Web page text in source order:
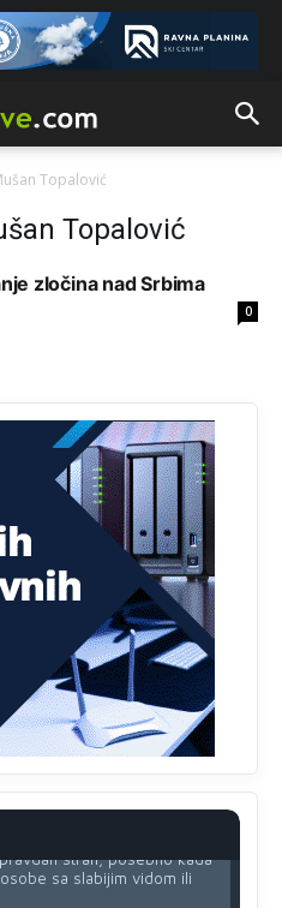
Topalović
Topalović
zločina nad Srbima
0
Hercegovina ima najvišu
stanovništvom je "kupovina
fiktivne pomoćnike (koji
partija, a ne po želji
Agencije za statistiku BiH, u
građana informatički
komunikacionim
u BiH uopšte
koje vrste (desktop, laptop ili
od 65 godina uopšte ne
računarima
dosadašnjeg znaka "X"
mora u potpunosti
isključivo zbog tehničkih
strah, posebno kada
sa slabijim vidom ili